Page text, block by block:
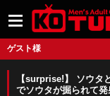
ゲスト様
【surprise!】 ソウタ
でソウタが掘られて発